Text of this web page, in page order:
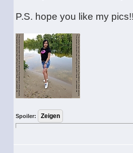
P.S. hope you like my
Spoiler: